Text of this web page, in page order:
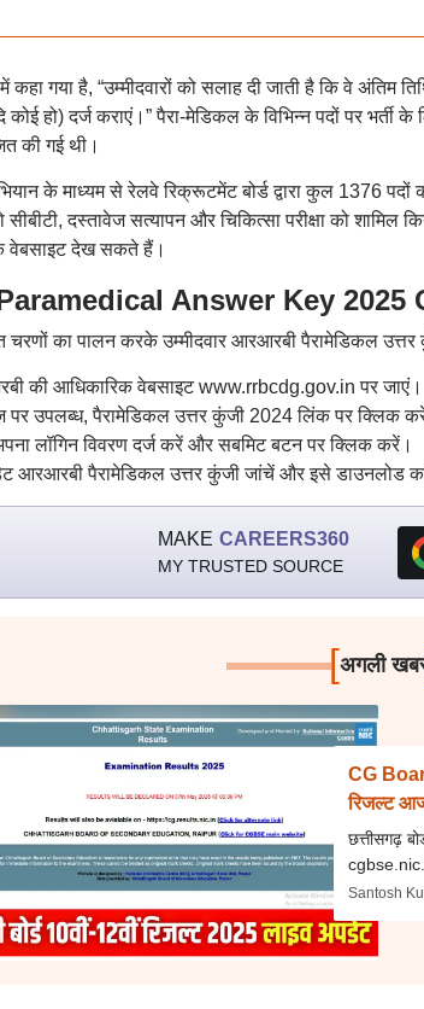
कहा गया है, “उम्मीदवारों को सलाह दी जाती है कि वे
कोई हो) दर्ज कराएं।” पैरा-मेडिकल के विभिन्न पदों पर
की गई थी।
के माध्यम से रेलवे रिक्रूटमेंट बोर्ड द्वारा कुल 1376
दस्तावेज सत्यापन और चिकित्सा परीक्षा को शामिल
वेबसाइट देख सकते हैं।
Answer Key 2025
चरणों का पालन करके उम्मीदवार आरआरबी पैरामेडिकल
की आधिकारिक वेबसाइट www.rrbcdg.gov.in पर जाएं।
पर उपलब्ध, पैरामेडिकल उत्तर कुंजी 2024 लिंक पर क्लिक
लॉगिन विवरण दर्ज करें और सबमिट बटन पर क्लिक करें।
आरआरबी पैरामेडिकल उत्तर कुंजी जांचें और इसे डाउनलोड
MAKE CAREERS360
MY TRUSTED SOURCE
[अगली
CG
रिजल्ट
छत्तीसगढ़
Santosh